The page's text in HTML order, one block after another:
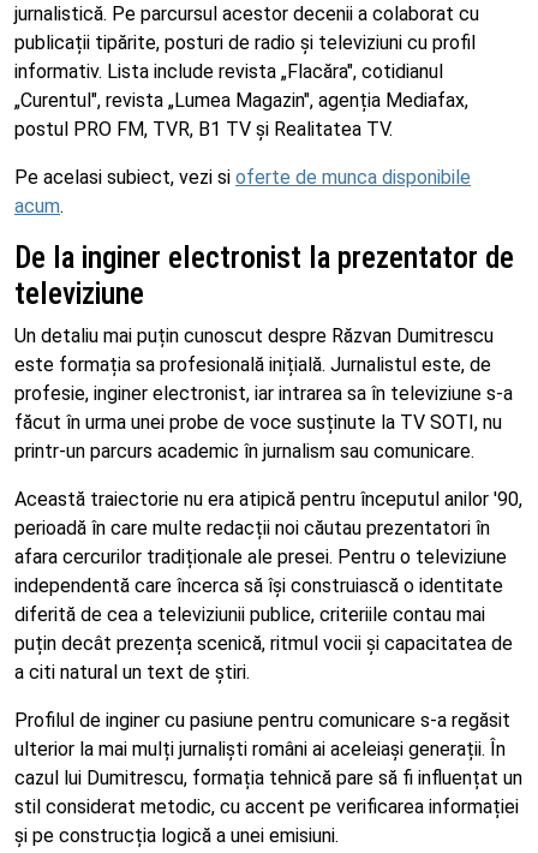
jurnalistică. Pe parcursul acestor decenii a colaborat cu
publicații tipărite, posturi de radio și televiziuni cu profil
informativ. Lista include revista „Flacăra", cotidianul
„Curentul", revista „Lumea Magazin", agenția Mediafax,
postul PRO FM, TVR, B1 TV și Realitatea TV.
Pe acelasi subiect, vezi si oferte de munca disponibile
acum.
De la inginer electronist la prezentator de
televiziune
Un detaliu mai puțin cunoscut despre Răzvan Dumitrescu
este formația sa profesională inițială. Jurnalistul este, de
profesie, inginer electronist, iar intrarea sa în televiziune s-a
făcut în urma unei probe de voce susținute la TV SOTI, nu
printr-un parcurs academic în jurnalism sau comunicare.
Această traiectorie nu era atipică pentru începutul anilor '90,
perioadă în care multe redacții noi căutau prezentatori în
afara cercurilor tradiționale ale presei. Pentru o televiziune
independentă care încerca să își construiască o identitate
diferită de cea a televiziunii publice, criteriile contau mai
puțin decât prezența scenică, ritmul vocii și capacitatea de
a citi natural un text de știri.
Profilul de inginer cu pasiune pentru comunicare s-a regăsit
ulterior la mai mulți jurnaliști români ai aceleiași generații. În
cazul lui Dumitrescu, formația tehnică pare să fi influențat un
stil considerat metodic, cu accent pe verificarea informației
și pe construcția logică a unei emisiuni.